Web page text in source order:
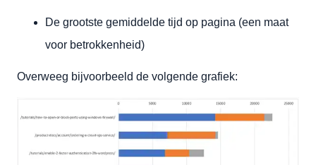
De grootste gemiddelde tijd op pagina (een maat
voor betrokkenheid)
Overweeg bijvoorbeeld de volgende grafiek: